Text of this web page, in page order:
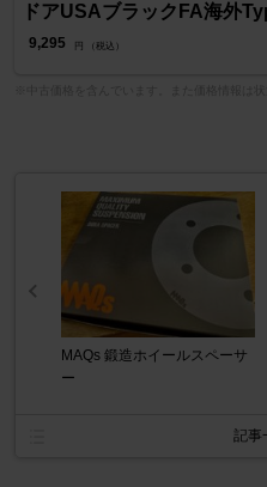
ドアUSAブラックFA海外
9,295 円 （税込）
MAQs 鍛造ホイールスペーサ
ー
記事